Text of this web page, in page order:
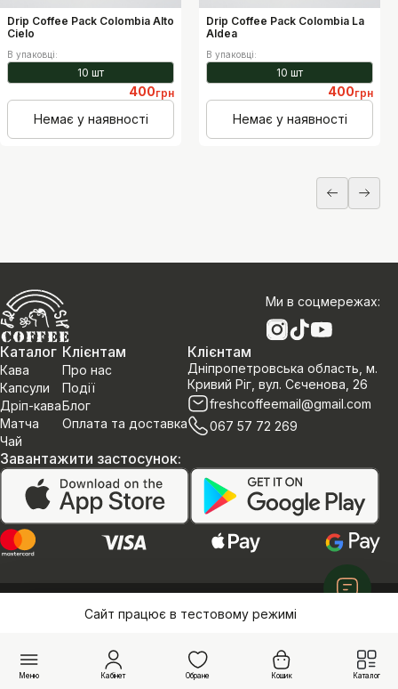
Меню Кабінет Обране Кошик Каталог
Drip Coffee Pack Colombia Alto
Cielo
1
6 10
В упаковці:
10 шт
400грн
Немає у наявності
Drip Coffee Pack Colombia La
Aldea
1
4 10
В упаковці:
10 шт
400грн
Немає у наявності
Ми в соцмережах:
Каталог
Кава
Капсули
Дріп-кава
Матча
Чай
Клієнтам
Про нас
Події
Блог
Оплата та доставка
Клієнтам
Дніпропетровська область, м.
Кривий Ріг, вул. Сєченова, 26
freshcoffeemail@gmail.com
067 57 72 269
Завантажити застосунок:
©Інтернет магазин «Fresh Coffee»
Сайт працює в тестовому режимі